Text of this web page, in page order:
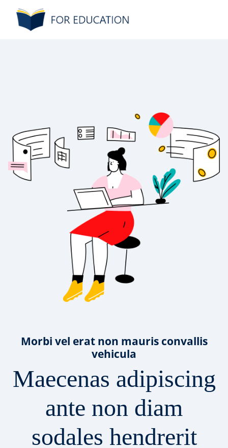
Morbi vel erat non mauris convallis
vehicula
Maecenas adipiscing
ante non diam
sodales hendrerit